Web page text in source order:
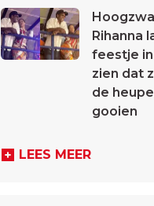
Rihanna
feestje
zien dat
de
gooien
LEES MEER